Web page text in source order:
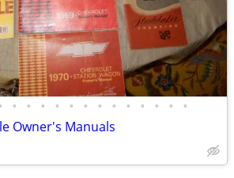
• • • • • • • • • • • • •
Owner's Manuals